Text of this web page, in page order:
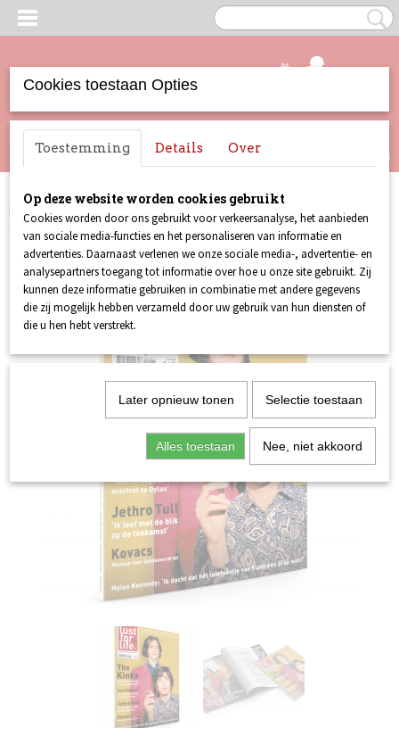
Inloggen Registreren
Geen producten (0)
Home >Lust For Life>Lust For Life 083
Cookies toestaan Opties
Toestemming Details Over
Op deze website worden cookies gebruikt
Cookies worden door ons gebruikt voor verkeersanalyse, het aanbieden
van sociale media-functies en het personaliseren van informatie en
advertenties. Daarnaast verlenen we onze sociale media-, advertentie- en
analysepartners toegang tot informatie over hoe u onze site gebruikt. Zij
kunnen deze informatie gebruiken in combinatie met andere gegevens
die zij mogelijk hebben verzameld door uw gebruik van hun diensten of
die u hen hebt verstrekt.
Later opnieuw tonen Selectie toestaan
Alles toestaan Nee, niet akkoord